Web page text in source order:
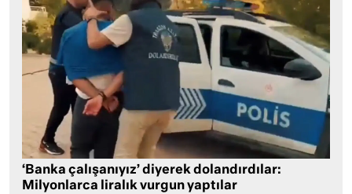
‘Banka çalışanıyız’ diyerek dolandırdılar:
Milyonlarca liralık vurgun yaptılar